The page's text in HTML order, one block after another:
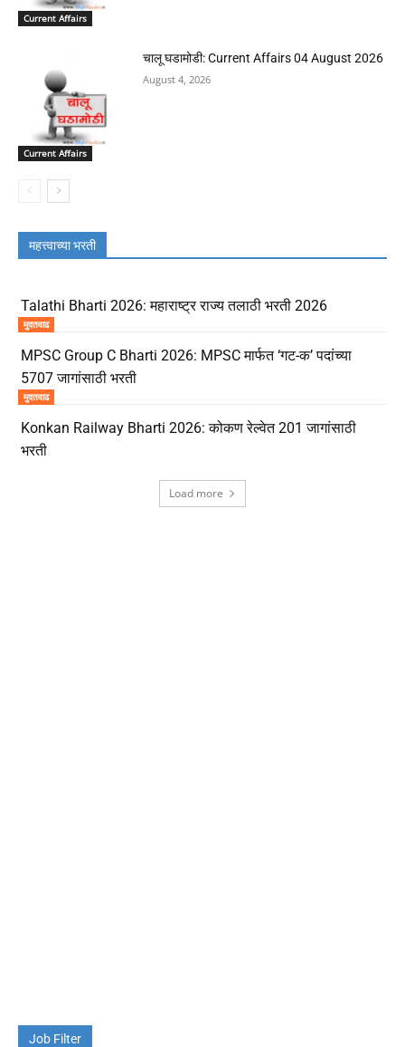
Current Affairs
Current Affairs
चालू घडामोडी: Current Affairs 04 August 2026
August 4, 2026
महत्त्वाच्या भरती
Talathi Bharti 2026: महाराष्ट्र राज्य तलाठी भरती 2026
मुदतवाढ
MPSC Group C Bharti 2026: MPSC मार्फत ‘गट-क’ पदांच्या
5707 जागांसाठी भरती
मुदतवाढ
Konkan Railway Bharti 2026: कोकण रेल्वेत 201 जागांसाठी
भरती
Load more
Job Filter